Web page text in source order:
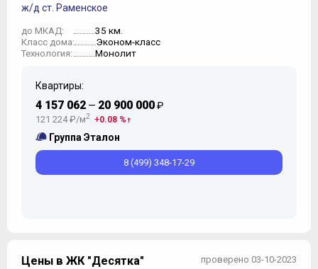
ж/д ст. Раменское
до МКАД: 35 км.
Класс дома: Эконом-класс
Технология: Монолит
Квартиры:
4 157 062 — 20 900 000₽
121 224 ₽/м2 0.08 %
Группа Эталон
8 (499) 348-17-29
проверено 03-10-2023
Цены в ЖК "Десятка"